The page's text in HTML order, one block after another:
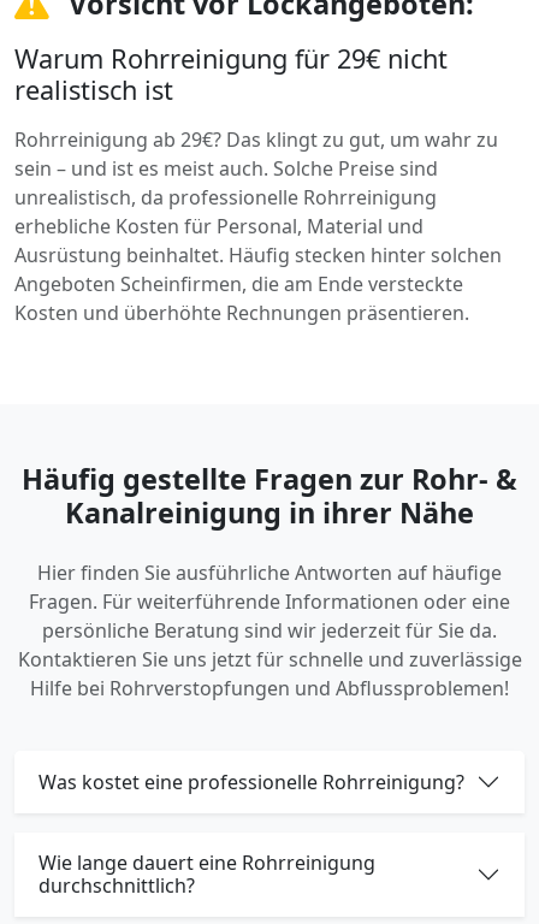
Warum Rohrreinigung für 29€ nicht
realistisch ist
Rohrreinigung ab 29€? Das klingt zu gut, um wahr zu
sein – und ist es meist auch. Solche Preise sind
unrealistisch, da professionelle Rohrreinigung
erhebliche Kosten für Personal, Material und
Ausrüstung beinhaltet. Häufig stecken hinter solchen
Angeboten Scheinfirmen, die am Ende versteckte
Kosten und überhöhte Rechnungen präsentieren.
Häufig gestellte Fragen zur Rohr- &
Kanalreinigung in ihrer Nähe
Hier finden Sie ausführliche Antworten auf häufige
Fragen. Für weiterführende Informationen oder eine
persönliche Beratung sind wir jederzeit für Sie da.
Kontaktieren Sie uns jetzt für schnelle und zuverlässige
Hilfe bei Rohrverstopfungen und Abflussproblemen!
Was kostet eine professionelle Rohrreinigung?
Wie lange dauert eine Rohrreinigung
durchschnittlich?